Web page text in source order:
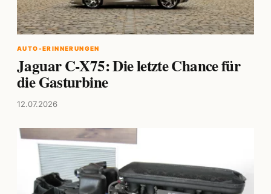
AUTO-ERINNERUNGEN
Jaguar C-X75: Die letzte Chance für
die Gasturbine
12.07.2026